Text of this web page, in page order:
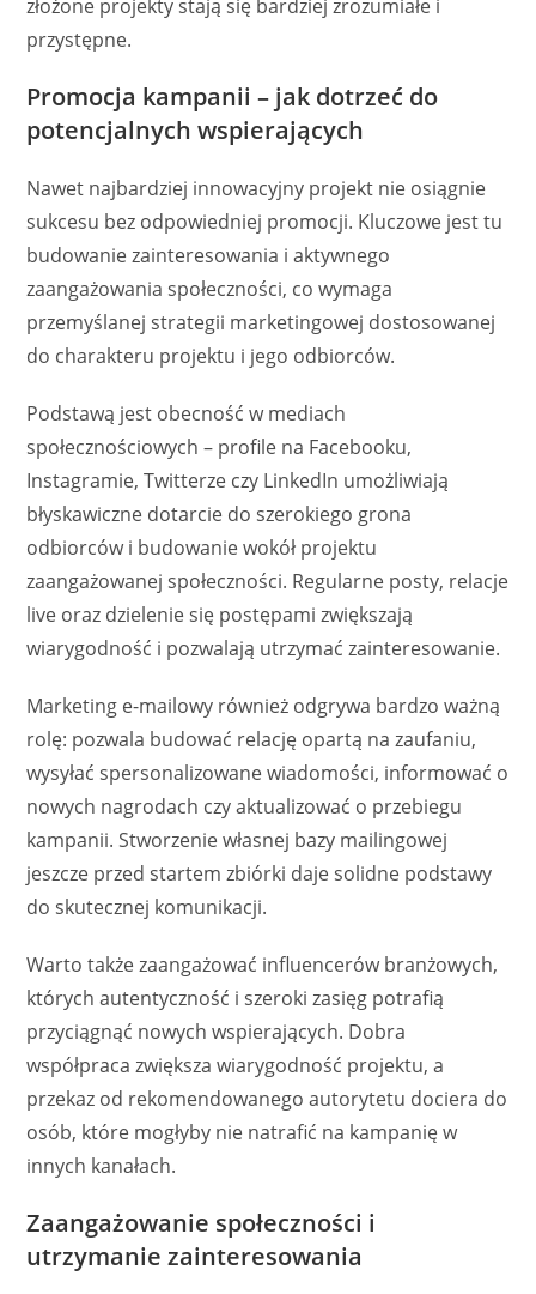
złożone projekty stają się bardziej zrozumiałe i
przystępne.
Promocja kampanii – jak dotrzeć do
potencjalnych wspierających
Nawet najbardziej innowacyjny projekt nie osiągnie
sukcesu bez odpowiedniej promocji. Kluczowe jest tu
budowanie zainteresowania i aktywnego
zaangażowania społeczności, co wymaga
przemyślanej strategii marketingowej dostosowanej
do charakteru projektu i jego odbiorców.
Podstawą jest obecność w mediach
społecznościowych – profile na Facebooku,
Instagramie, Twitterze czy LinkedIn umożliwiają
błyskawiczne dotarcie do szerokiego grona
odbiorców i budowanie wokół projektu
zaangażowanej społeczności. Regularne posty, relacje
live oraz dzielenie się postępami zwiększają
wiarygodność i pozwalają utrzymać zainteresowanie.
Marketing e-mailowy również odgrywa bardzo ważną
rolę: pozwala budować relację opartą na zaufaniu,
wysyłać spersonalizowane wiadomości, informować o
nowych nagrodach czy aktualizować o przebiegu
kampanii. Stworzenie własnej bazy mailingowej
jeszcze przed startem zbiórki daje solidne podstawy
do skutecznej komunikacji.
Warto także zaangażować influencerów branżowych,
których autentyczność i szeroki zasięg potrafią
przyciągnąć nowych wspierających. Dobra
współpraca zwiększa wiarygodność projektu, a
przekaz od rekomendowanego autorytetu dociera do
osób, które mogłyby nie natrafić na kampanię w
innych kanałach.
Zaangażowanie społeczności i
utrzymanie zainteresowania